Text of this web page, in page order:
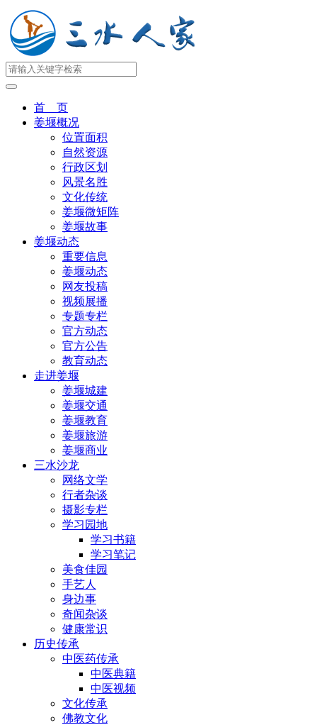
首 页
姜堰概况
位置面积
自然资源
行政区划
风景名胜
文化传统
姜堰微矩阵
姜堰故事
姜堰动态
重要信息
姜堰动态
网友投稿
视频展播
专题专栏
官方动态
官方公告
教育动态
走进姜堰
姜堰城建
姜堰交通
姜堰教育
姜堰旅游
姜堰商业
三水沙龙
网络文学
行者杂谈
摄影专栏
学习园地
学习书籍
学习笔记
美食佳园
手艺人
身边事
奇闻杂谈
健康常识
历史传承
中医药传承
中医典籍
中医视频
文化传承
佛教文化